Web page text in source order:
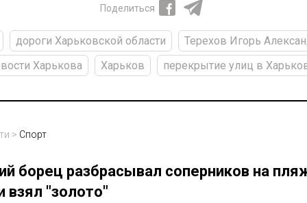
Поделиться
дороги Харьковской области
Терехов Игорь
Харькова
Харьков перекрытие улиц в
> Спорт
борец разбрасывал соперников на
взял "золото"